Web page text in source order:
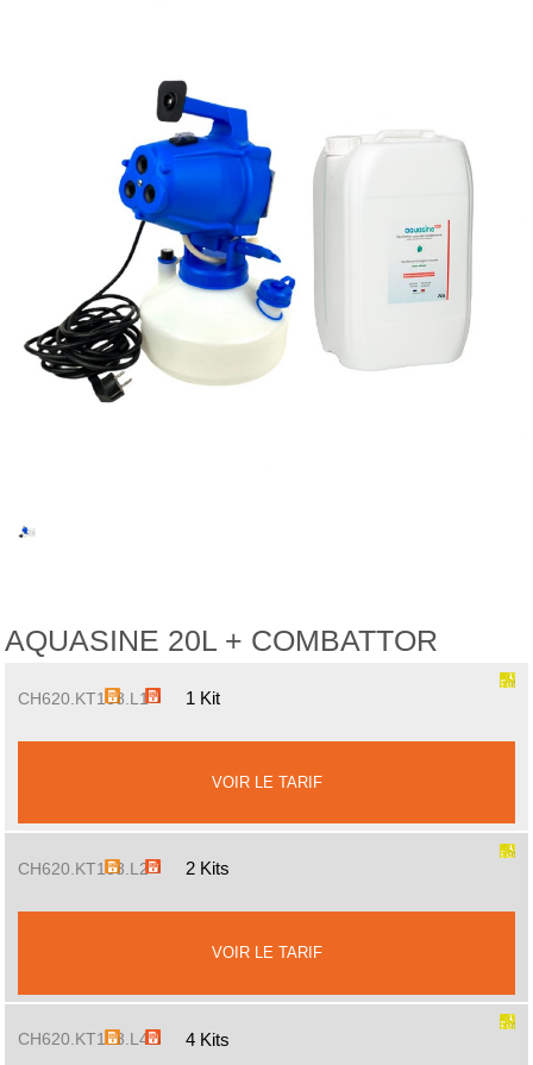
AQUASINE 20L + COMBATTOR
CH620.KT188.L1 1 Kit
VOIR LE TARIF
CH620.KT188.L2 2 Kits
VOIR LE TARIF
CH620.KT188.L4 4 Kits